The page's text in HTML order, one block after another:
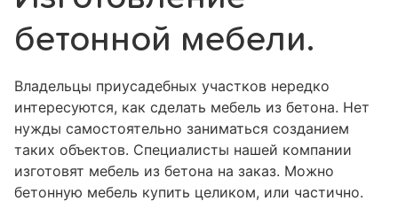
бетонной мебели.
Владельцы приусадебных участков нередко
интересуются, как сделать мебель из бетона. Нет
нужды самостоятельно заниматься созданием
таких объектов. Специалисты нашей компании
изготовят мебель из бетона на заказ. Можно
бетонную мебель купить целиком, или частично.